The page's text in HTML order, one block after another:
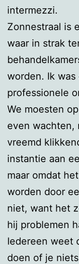
intermezzi.
Zonnestraal is
waar in strak
worden. Ik
professionele
We moesten
even wachten,
vreemd
instantie aan
maar omdat
worden door
niet, want het
hij problemen
Iedereen weet
doen of je